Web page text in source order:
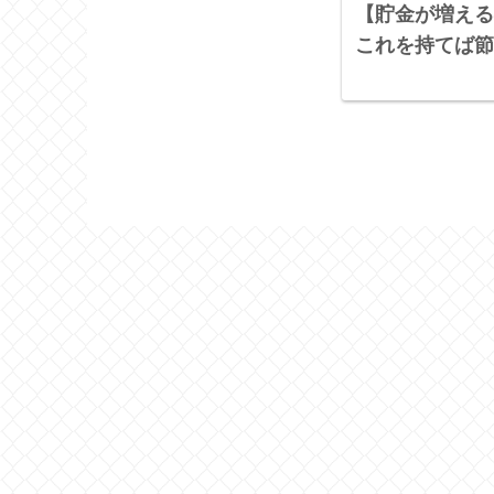
【貯金が増え
これを持てば